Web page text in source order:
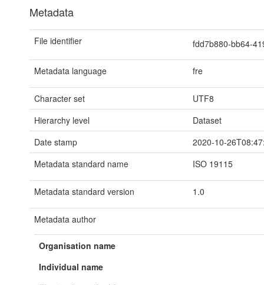
Metadata
File identifier fdd7b880-bb64-
Metadata language fre
Character set
UTF8
Hierarchy level
Dataset
Date stamp
2020-10-
Metadata standard name
ISO 19115
Metadata standard version 1.0
Metadata author
Organisation name
Individual name